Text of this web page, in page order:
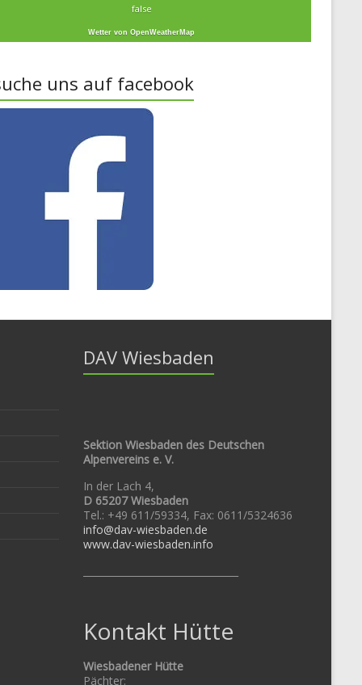
false
Wetter von OpenWeatherMap
uns auf facebook
DAV Wiesbaden
Sektion Wiesbaden des Deutschen
Alpenvereins e. V.
In der Lach 4,
D 65207 Wiesbaden
Tel.: +49 611/59334, Fax: 0611/5324636
info@dav-wiesbaden.de
www.dav-wiesbaden.info
Kontakt Hütte
Wiesbadener Hütte
Pächter: